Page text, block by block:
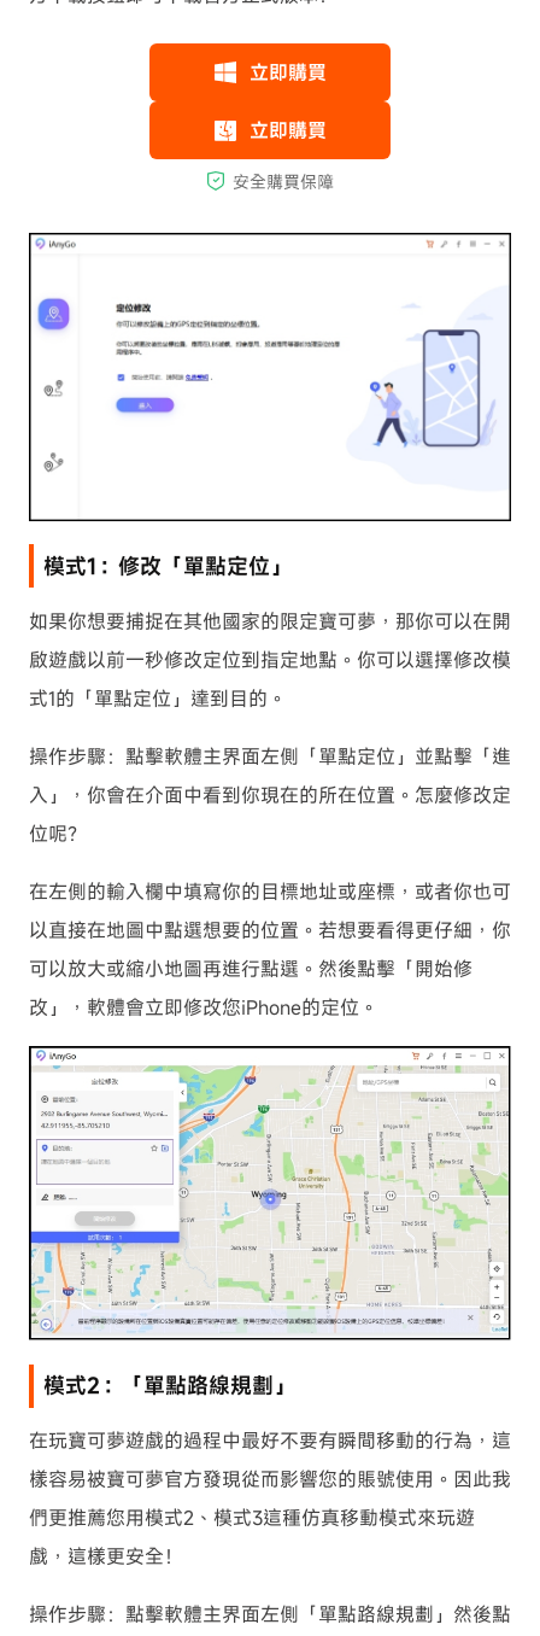
模式1：修改「單點定位」
如果你想要捕捉在其他國家的限定寶可夢，那你可以在開
啟遊戲以前一秒修改定位到指定地點。你可以選擇修改模
式1的「單點定位」達到目的。
操作步驟：點擊軟體主界面左側「單點定位」並點擊「進
入」，你會在介面中看到你現在的所在位置。怎麼修改定
位呢？
在左側的輸入欄中填寫你的目標地址或座標，或者你也可
以直接在地圖中點選想要的位置。若想要看得更仔細，你
可以放大或縮小地圖再進行點選。然後點擊「開始修
改」，軟體會立即修改您iPhone的定位。
模式2：「單點路線規劃」
在玩寶可夢遊戲的過程中最好不要有瞬間移動的行為，這
樣容易被寶可夢官方發現從而影響您的賬號使用。因此我
們更推薦您用模式2、模式3這種仿真移動模式來玩遊
戲，這樣更安全！
操作步驟：點擊軟體主界面左側「單點路線規劃」然後點